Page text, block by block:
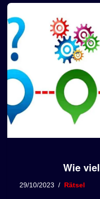
Wie
29/10/2023 Rätsel